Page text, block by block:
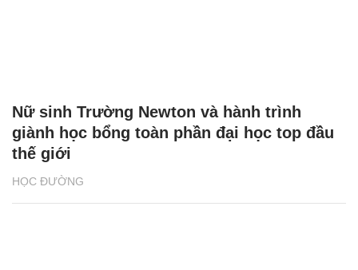
HỌC ĐƯỜNG
Nữ sinh Trường Newton và hành trình
giành học bổng toàn phần đại học top đầu
thế giới